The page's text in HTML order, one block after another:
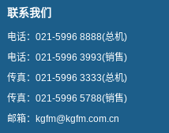
联系我们
电话： 021-5996 8888(总机)
电话： 021-5996 3993(销售)
传真： 021-5996 3333(总机)
传真： 021-5996 5788(销售)
邮箱： kgfm@kgfm.com.cn